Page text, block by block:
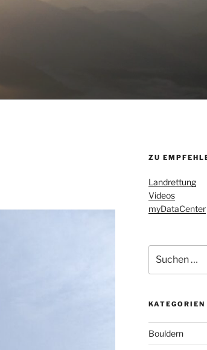
ZU
Landrettung
Videos
myDataCenter
nach:
KATEGORIEN
Bouldern